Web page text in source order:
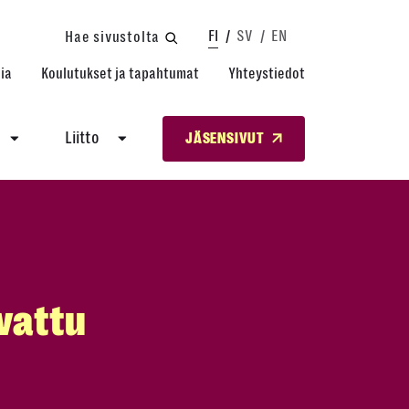
Hae sivustolta FI SV EN
Koulutukset ja tapahtumat Yhteystiedot
Liitto JÄSENSIVUT